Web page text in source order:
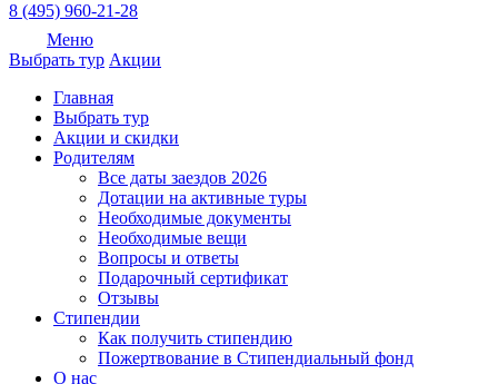
8 (495) 960-21-28
Меню
Выбрать тур Акции
Главная
Выбрать тур
Акции и скидки
Родителям
Все даты заездов 2026
Дотации на активные туры
Необходимые документы
Необходимые вещи
Вопросы и ответы
Подарочный сертификат
Отзывы
Стипендии
Как получить стипендию
Пожертвование в Стипендиальный фонд
О нас